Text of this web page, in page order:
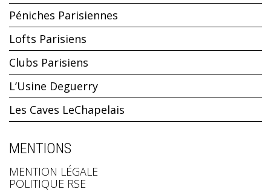
Péniches Parisiennes
Lofts Parisiens
Clubs Parisiens
L’Usine Deguerry
Les Caves LeChapelais
MENTIONS
MENTION LÉGALE
POLITIQUE RSE